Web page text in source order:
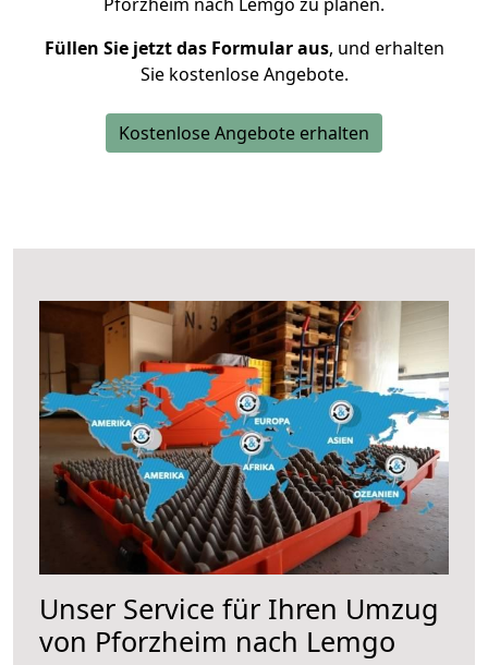
Füllen Sie jetzt das Formular aus, und erhalten
Sie kostenlose Angebote.
Kostenlose Angebote erhalten
Unser Service für Ihren Umzug
von Pforzheim nach Lemgo